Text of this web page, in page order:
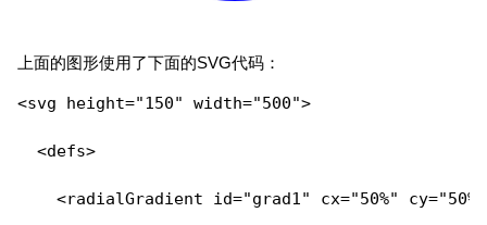
上面的图形使用了下面的SVG代码：
<svg height="150" width="500">
  <defs>
<radialGradient id="grad1" cx="50%"